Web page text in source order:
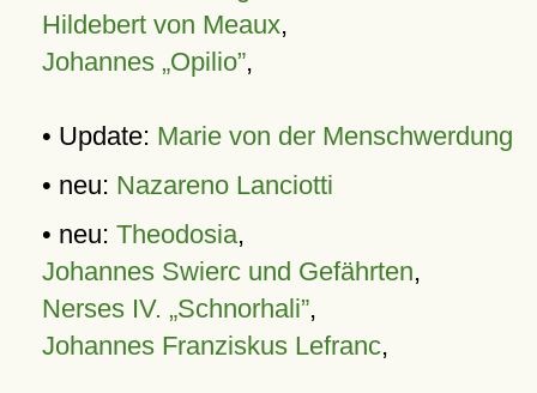
Hildebert von Meaux,
Johannes „Opilio”,
• Update: Marie von der Menschwerdung
• neu: Nazareno Lanciotti
• neu: Theodosia,
Johannes Swierc und Gefährten,
Nerses IV. „Schnorhali”,
Johannes Franziskus Lefranc,